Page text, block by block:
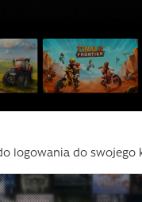
logowania do swojego